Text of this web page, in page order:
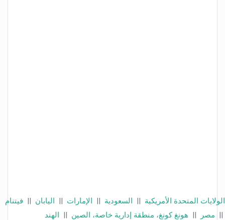
الولايات المتحدة الأمريكية || السعودية || الإمارات || اليابان || فيتنام
|| مصر || هونغ كونغ، منطقة إدارية خاصة، الصين || الهند